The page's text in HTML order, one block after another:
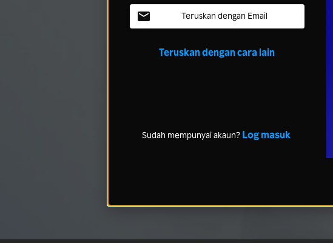
Teruskan dengan Email
Teruskan dengan cara lain
Sudah mempunyai akaun? Log masuk